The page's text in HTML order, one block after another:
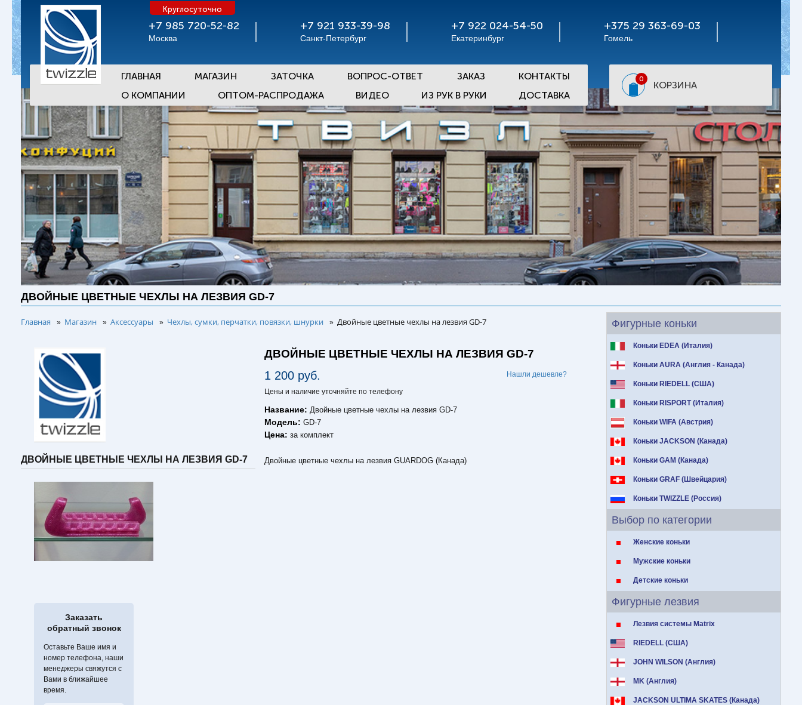
+7 985 720-52-82
Москва
Круглосуточно
+7 921 933-39-98
Санкт-Петербург
+7 922 024-54-50
Екатеринбург
+375 29 363-69-03
Гомель
ГЛАВНАЯ МАГАЗИН ЗАТОЧКА ВОПРОС-ОТВЕТ ЗАКАЗ
КОНТАКТЫ
О КОМПАНИИ
ОПТОМ-РАСПРОДАЖА ВИДЕО ИЗ РУК В РУКИ ДОСТАВКА
0
КОРЗИНА
ДВОЙНЫЕ ЦВЕТНЫЕ ЧЕХЛЫ НА ЛЕЗВИЯ GD-7
Фигурные коньки
Коньки EDEA (Италия)
Коньки AURA (Англия - Канада)
Коньки RIEDELL (США)
Коньки RISPORT (Италия)
Коньки WIFA (Австрия)
Коньки JACKSON (Канада)
Коньки GAM (Канада)
Коньки GRAF (Швейцария)
Коньки TWIZZLE (Россия)
Выбор по категории
Женские коньки
Мужские коньки
Детские коньки
Фигурные лезвия
Лезвия системы Matrix
RIEDELL (США)
JOHN WILSON (Англия)
MK (Англия)
JACKSON ULTIMA SKATES (Канада)
Главная » Магазин » Аксессуары » Чехлы, сумки, перчатки, повязки, шнурки » Двойные цветные чехлы на лезвия GD-7
ДВОЙНЫЕ ЦВЕТНЫЕ ЧЕХЛЫ НА ЛЕЗВИЯ GD-7
Заказать
обратный звонок
Оставьте Ваше имя и
номер телефона, наши
менеджеры свяжутся с
Вами в ближайшее
время.
ДВОЙНЫЕ ЦВЕТНЫЕ ЧЕХЛЫ НА ЛЕЗВИЯ GD-7
1 200 руб. Нашли дешевле?
Цены и наличие уточняйте по телефону
Название: Двойные цветные чехлы на лезвия GD-7
Модель:GD-7
Цена:за комплект
Двойные цветные чехлы на лезвия GUARDOG (Канада)